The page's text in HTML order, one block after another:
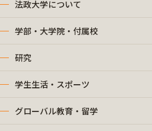
法政大学について
学部・大学院・付属校
研究
学生生活・スポーツ
グローバル教育・留学